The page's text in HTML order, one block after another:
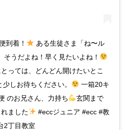
到着！
ある生徒さま「ね〜ル
そうだよね！早く見たいよね！
っては、どんどん開けたいとこ
しお待ちください。
一箱20キ
のお兄さん、力持ち
玄関まで
ました
#eccジュニア #ecc #教
2丁目教室